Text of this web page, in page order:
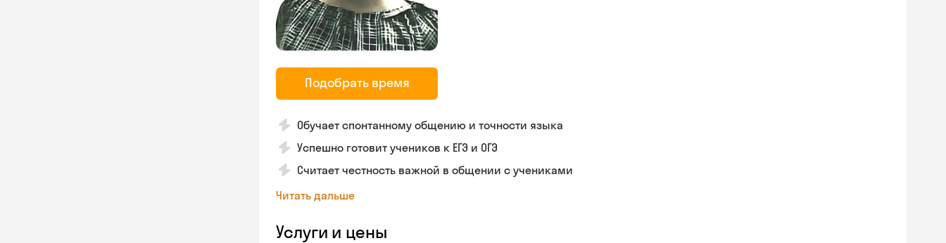
Подобрать время
Обучает спонтанному общению и точности языка
Успешно готовит учеников к ЕГЭ и ОГЭ
Считает честность важной в общении с учениками
Читать дальше
Услуги и цены